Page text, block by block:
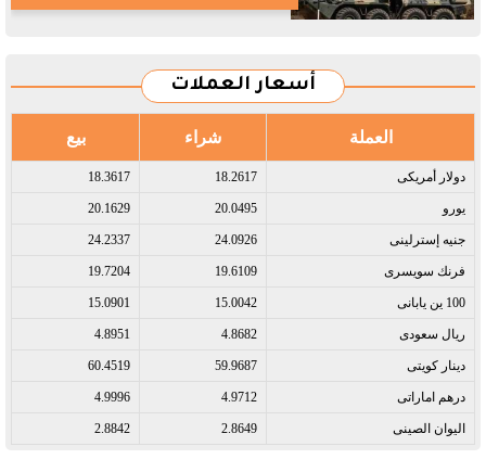
أسعار العملات
العملة شراء بيع
دولار أمريكى​ 18.2617
18.3617
يورو​ 20.0495
20.1629
جنيه إسترلينى​ 24.0926
24.2337
فرنك سويسرى​ 19.6109
19.7204
100 ين يابانى​ 15.0042
15.0901
ريال سعودى​ 4.8682
4.8951
دينار كويتى​ 59.9687
60.4519
درهم اماراتى​ 4.9712
4.9996
اليوان الصينى​ 2.8649
2.8842